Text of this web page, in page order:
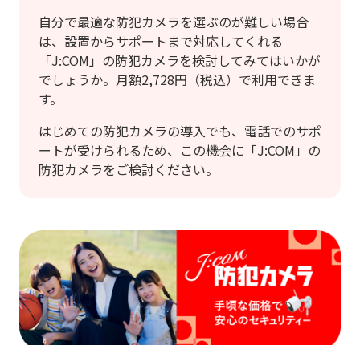
自分で最適な防犯カメラを選ぶのが難しい場合
は、設置からサポートまで対応してくれる
「J:COM」の防犯カメラを検討してみてはいかが
でしょうか。月額2,728円（税込）で利用できま
す。
はじめての防犯カメラの導入でも、電話でのサポ
ートが受けられるため、この機会に「J:COM」の
防犯カメラをご検討ください。